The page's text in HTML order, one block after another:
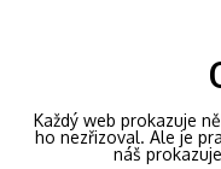
Každý web prokazuje
ho nezřizoval. Ale je
náš